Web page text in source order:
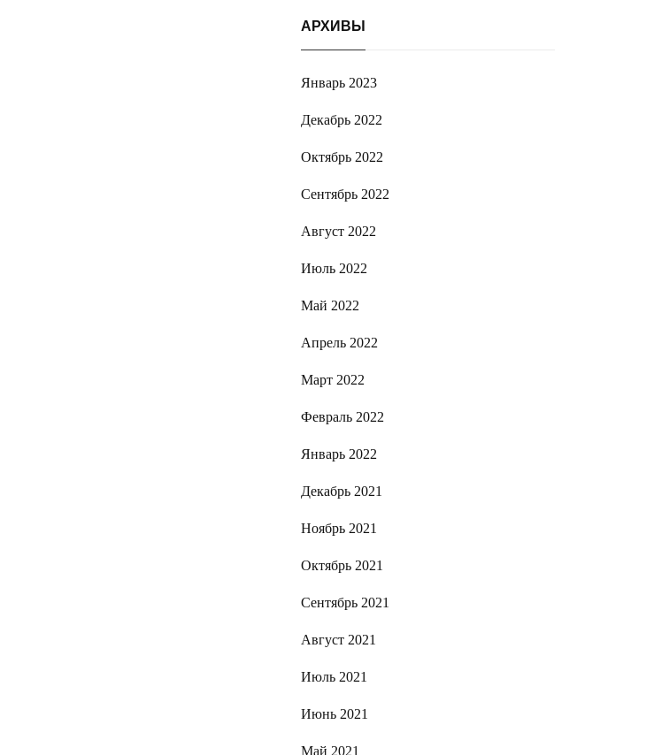
АРХИВЫ
Январь 2023
Декабрь 2022
Октябрь 2022
Сентябрь 2022
Август 2022
Июль 2022
Май 2022
Апрель 2022
Март 2022
Февраль 2022
Январь 2022
Декабрь 2021
Ноябрь 2021
Октябрь 2021
Сентябрь 2021
Август 2021
Июль 2021
Июнь 2021
Май 2021